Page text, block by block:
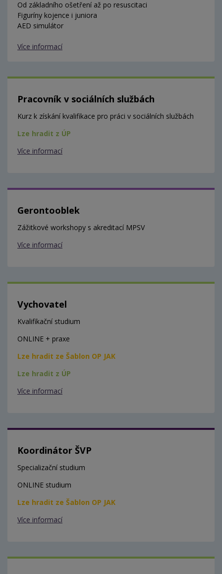
Od základního ošetření až po resuscitaci
Figuríny kojence i juniora
AED simulátor
Více informací
Pracovník v sociálních službách
Kurz k získání kvalifikace pro práci v sociálních službách
Lze hradit z ÚP
Více informací
Gerontooblek
Zážitkové workshopy s akreditací MPSV
Více informací
Vychovatel
Kvalifikační studium
ONLINE + praxe
Lze hradit ze Šablon OP JAK
Lze hradit z ÚP
Více informací
Koordinátor ŠVP
Specializační studium
ONLINE studium
Lze hradit ze Šablon OP JAK
Více informací